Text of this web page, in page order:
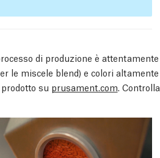
di produzione è attentamente
le miscele blend) e colori altamente
su prusament.com. Controlla